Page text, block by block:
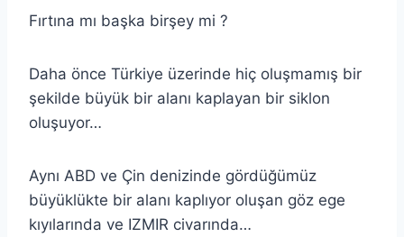
Fırtına mı başka birşey mi ?
Daha önce Türkiye üzerinde hiç oluşmamış bir
şekilde büyük bir alanı kaplayan bir siklon
oluşuyor…
Aynı ABD ve Çin denizinde gördüğümüz
büyüklükte bir alanı kaplıyor oluşan göz ege
kıyılarında ve IZMIR civarında…